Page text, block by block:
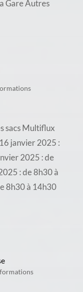
Gare Autres
sacs Multiflux
janvier 2025 :
2025 : de
: de 8h30 à
8h30 à 14h30